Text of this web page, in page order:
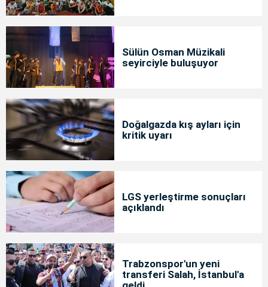
Sülün Osman Müzikali
seyirciyle buluşuyor
Doğalgazda kış ayları için
kritik uyarı
LGS yerleştirme sonuçları
açıklandı
Trabzonspor'un yeni
transferi Salah, İstanbul'a